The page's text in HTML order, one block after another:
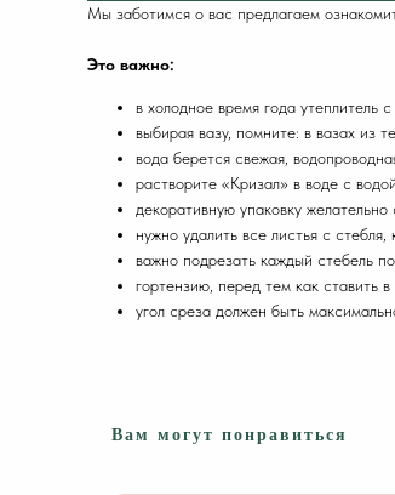
Мы заботимся о вас предлагаем
Это важно:
в холодное время года утеплитель
выбирая вазу, помните: в вазах из
вода берется свежая,
растворите «Кризал» в воде с
декоративную упаковку
нужно удалить все листья с
важно подрезать каждый стебель
гортензию, перед тем как ставить
угол среза должен быть
Вам могут понравиться